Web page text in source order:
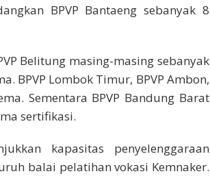
BPVP Bantaeng sebanyak 8
Belitung masing-masing sebanyak
BPVP Lombok Timur, BPVP Ambon,
Sementara BPVP Bandung Barat
sertifikasi.
kapasitas penyelenggaraan
balai pelatihan vokasi Kemnaker.